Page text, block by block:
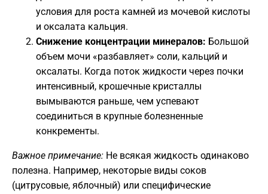
условия для роста камней из мочевой кислоты
и оксалата кальция.
Снижение концентрации минералов: Большой
объем мочи «разбавляет» соли, кальций и
оксалаты. Когда поток жидкости через почки
интенсивный, крошечные кристаллы
вымываются раньше, чем успевают
соединиться в крупные болезненные
конкременты.
Важное примечание: Не всякая жидкость одинаково
полезна. Например, некоторые виды соков
(цитрусовые, яблочный) или специфические